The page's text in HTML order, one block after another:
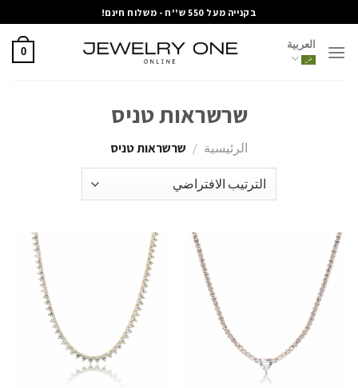
للمحتوى
בקנייה מעל 550 ש''ח - משלוח חינם!
العربية
0
שרשראות טניס
الرئيسية / שרשראות טניס